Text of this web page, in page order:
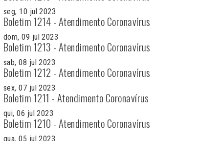
seg, 10 jul 2023
Boletim 1214 - Atendimento Coronavírus
dom, 09 jul 2023
Boletim 1213 - Atendimento Coronavírus
sab, 08 jul 2023
Boletim 1212 - Atendimento Coronavírus
sex, 07 jul 2023
Boletim 1211 - Atendimento Coronavírus
qui, 06 jul 2023
Boletim 1210 - Atendimento Coronavírus
qua, 05 jul 2023